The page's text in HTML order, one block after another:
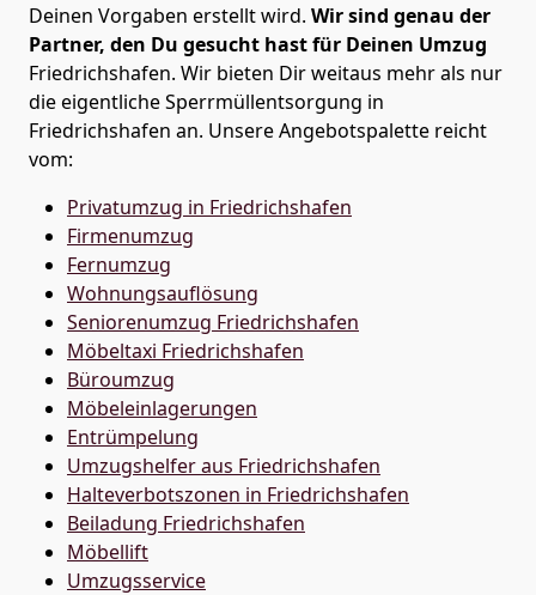
Deinen Vorgaben erstellt wird. Wir sind genau der
Partner, den Du gesucht hast für Deinen Umzug
Friedrichshafen. Wir bieten Dir weitaus mehr als nur
die eigentliche Sperrmüllentsorgung in
Friedrichshafen an. Unsere Angebotspalette reicht
vom:
Privatumzug in Friedrichshafen
Firmenumzug
Fernumzug
Wohnungsauflösung
Seniorenumzug Friedrichshafen
Möbeltaxi Friedrichshafen
Büroumzug
Möbeleinlagerungen
Entrümpelung
Umzugshelfer aus Friedrichshafen
Halteverbotszonen in Friedrichshafen
Beiladung Friedrichshafen
Möbellift
Umzugsservice